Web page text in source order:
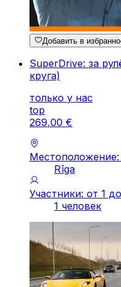
Добавить в
SuperDrive: за
круга)
только у нас
top
269,00 €
Местоположение:
Rīga
Участники: от 1
1 человек